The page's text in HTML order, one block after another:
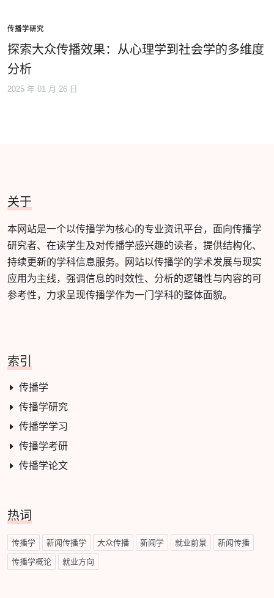
传播学研究
探索大众传播效果：从心理学到社会学的多维度
分析
2025 年 01 月 26 日
关于
本网站是一个以传播学为核心的专业资讯平台，面向传播学
研究者、在读学生及对传播学感兴趣的读者，提供结构化、
持续更新的学科信息服务。网站以传播学的学术发展与现实
应用为主线，强调信息的时效性、分析的逻辑性与内容的可
参考性，力求呈现传播学作为一门学科的整体面貌。
索引
传播学
传播学研究
传播学学习
传播学考研
传播学论文
热词
传播学 新闻传播学 大众传播 新闻学 就业前景 新闻传播
传播学概论 就业方向